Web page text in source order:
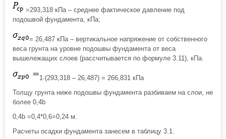
=293,318 кПа – среднее фактическое давление под
подошвой фундамента, кПа;
= 26,487 кПа – вертикальное напряжение от собственного
веса грунта на уровне подошвы фундамента от веса
вышележащих слоев (рассчитывается по формуле 3.11), кПа.
1·(293,318 – 26,487) = 266,831 кПа
Толщу грунта ниже подошвы фундамента разбиваем на слои, не
более 0,4b
0,4b =0,4*0,6=0,24 м.
Расчеты осадки фундамента занесем в таблицу 3.1.